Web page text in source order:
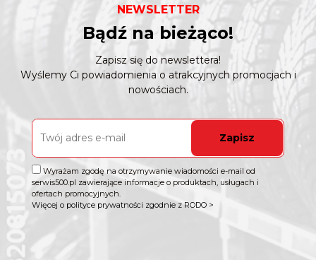
NEWSLETTER
Bądź na bieżąco!
Zapisz się do newslettera!
Wyślemy Ci powiadomienia o atrakcyjnych promocjach i
nowościach.
Zapisz
Wyrażam zgodę na otrzymywanie wiadomości e-mail od
serwis500.pl zawierające informacje o produktach, usługach i
ofertach promocyjnych.
Więcej o polityce prywatności zgodnie z RODO >